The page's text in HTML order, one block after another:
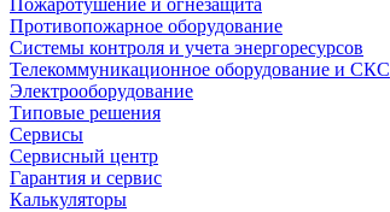
Пожаротушение и огнезащита
Противопожарное оборудование
Системы контроля и учета энергоресурсов
Телекоммуникационное оборудование и СКС
Электрооборудование
Типовые решения
Сервисы
Сервисный центр
Гарантия и сервис
Калькуляторы